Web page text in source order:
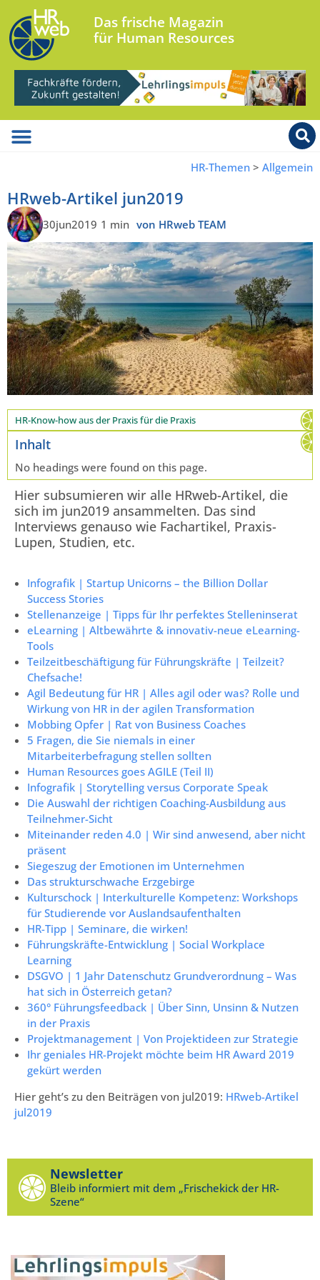
Das frische Magazin
für Human Resources
HR-Themen > Allgemein
HRweb-Artikel jun2019
30jun2019 1 min von HRweb TEAM
HR-Know-how aus der Praxis für die Praxis
Inhalt
No headings were found on this page.
Hier subsumieren wir alle HRweb-Artikel, die
sich im jun2019 ansammelten. Das sind
Interviews genauso wie Fachartikel, Praxis-
Lupen, Studien, etc.
Infografik | Startup Unicorns – the Billion Dollar
Success Stories
Stellenanzeige | Tipps für Ihr perfektes Stelleninserat
eLearning | Altbewährte & innovativ-neue eLearning-
Tools
Teilzeitbeschäftigung für Führungskräfte | Teilzeit?
Chefsache!
Agil Bedeutung für HR | Alles agil oder was? Rolle und
Wirkung von HR in der agilen Transformation
Mobbing Opfer | Rat von Business Coaches
5 Fragen, die Sie niemals in einer
Mitarbeiterbefragung stellen sollten
Human Resources goes AGILE (Teil II)
Infografik | Storytelling versus Corporate Speak
Die Auswahl der richtigen Coaching-Ausbildung aus
Teilnehmer-Sicht
Miteinander reden 4.0 | Wir sind anwesend, aber nicht
präsent
Siegeszug der Emotionen im Unternehmen
Das strukturschwache Erzgebirge
Kulturschock | Interkulturelle Kompetenz: Workshops
für Studierende vor Auslandsaufenthalten
HR-Tipp | Seminare, die wirken!
Führungskräfte-Entwicklung | Social Workplace
Learning
DSGVO | 1 Jahr Datenschutz Grundverordnung – Was
hat sich in Österreich getan?
360° Führungsfeedback | Über Sinn, Unsinn & Nutzen
in der Praxis
Projektmanagement | Von Projektideen zur Strategie
Ihr geniales HR-Projekt möchte beim HR Award 2019
gekürt werden
Hier geht’s zu den Beiträgen von jul2019: HRweb-Artikel
jul2019
Newsletter
Bleib informiert mit dem „Frischekick der HR-
Szene“